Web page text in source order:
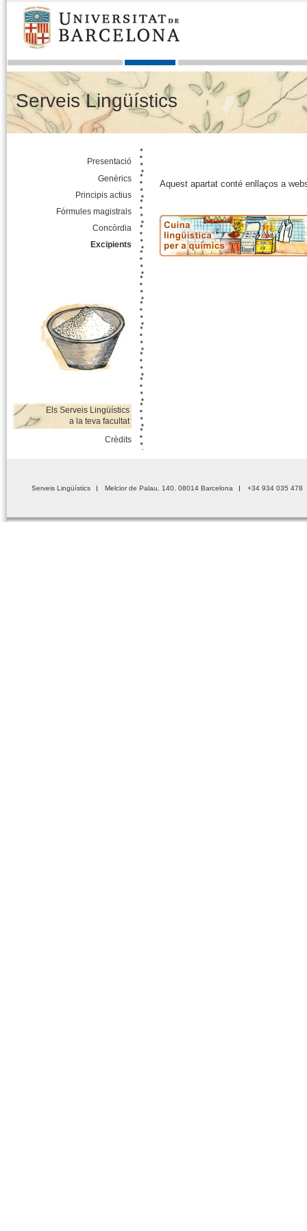
Serveis Lingüístics
Presentació
Genèrics
Principis actius
Fórmules magistrals
Concòrdia
Excipients
Els Serveis Lingüístics
a la teva facultat
Crèdits
Aquest apartat conté enllaços a
Serveis Lingüístics Melcior de Palau, 140. 08014 Barcelona +34 934 035 478